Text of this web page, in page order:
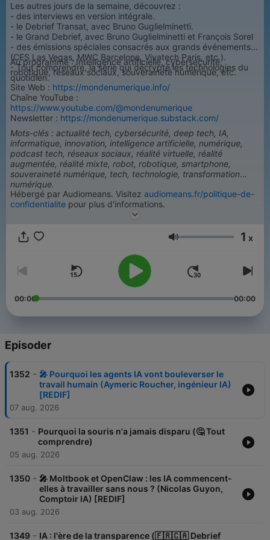
Les autres jours de la semaine, découvrez :
- des interviews en version intégrale.
- le Debrief Transat, avec Bruno Guglielminetti.
- le Grand Debrief, avec Bruno Guglielminetti et François Sorel
- des émissions spéciales consacrés aux grands événements
(CES Las Vegas, MWC Barcelone, Vivatech Paris, etc.).
- Tout comprendre, la série qui décrypte les technologies du
quotidien.
Au programme : Intelligence artificielle, cybersécurité,
robotique, réseaux sociaux, souveraineté numérique, etc.
Site Web : https://mondenumerique.info/
Chaîne YouTube :
https://www.youtube.com/@mondenumerique
Newsletter : https://mondenumerique.substack.com/
Mots-clés : actualité tech, cybersécurité, deep tech, IA,
informatique, innovation, intelligence artificielle, numérique,
podcast tech, réseaux sociaux, réalité virtuelle, réalité
augmentée, réalité mixte, robot, robotique, smartphone,
souveraineté numérique, tech, technologie, transformation
numérique.
Hébergé par Audiomeans. Visitez audiomeans.fr/politique-de-
confidentialite pour plus d'informations.
Volum 1 x
00:00 00:00
Episoder
1352 - 🎤 Pourquoi les agents IA vont bouleverser le
travail humain (Aymeric Roucher, ingénieur IA)
[REDIF]
07 aug. 2026
1351 - Pourquoi la souris n'a jamais disparu (🤔 Tout
comprendre)
05 aug. 2026
1350 - 🎤 Moltbook et OpenClaw : les IA commencent-
elles à travailler sans nous ? (Nicolas Guyon,
Comptoir IA) [REDIF]
03 aug. 2026
1349 - IA : l'ère de la transparence (🇫🇷🇨🇦 Debrief